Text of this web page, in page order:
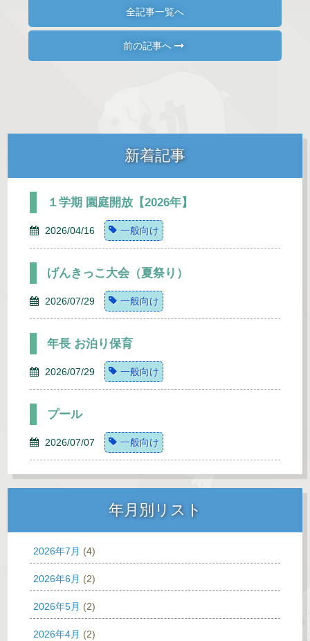
全記事一覧へ
前の記事へ
新着記事
１学期 園庭開放【2026年】
2026/04/16 一般向け
げんきっこ大会（夏祭り）
2026/07/29 一般向け
年長 お泊り保育
2026/07/29 一般向け
プール
2026/07/07 一般向け
年月別リスト
2026年7月 (4)
2026年6月 (2)
2026年5月 (2)
2026年4月 (2)